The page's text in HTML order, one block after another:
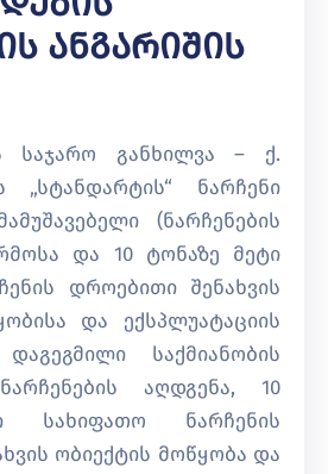
Ანგარიშის
საჯარო განხილვა – ქ.
„სტანდარტის“ ნარჩენი
(ნარჩენების
და 10 ტონაზე მეტი
დროებითი შენახვის
და ექსპლუატაციის
საქმიანობის
აღდგენა, 10
სახიფათო ნარჩენის
ობიექტის მოწყობა და